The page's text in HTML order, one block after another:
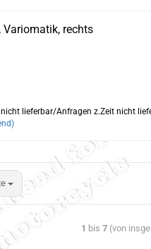
rechts
z.Zeit nicht
1 bis7 (von